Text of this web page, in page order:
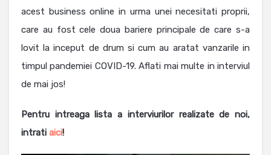
acest business online in urma unei necesitati proprii,
care au fost cele doua bariere principale de care s-a
lovit la inceput de drum si cum au aratat vanzarile in
timpul pandemiei COVID-19. Aflati mai multe in interviul
de mai jos!
Pentru intreaga lista a interviurilor realizate de noi,
intrati aici!